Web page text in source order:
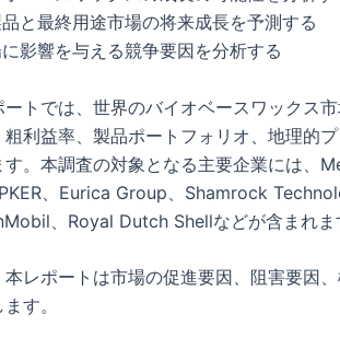
と最終用途市場の将来成長を予測する
影響を与える競争要因を分析する
ートでは、世界のバイオベースワックス
粗利益率、製品ポートフォリオ、地理的
す。本調査の対象となる主要企業には、
、Eurica Group、Shamrock
、Royal Dutch Shellなどが含まれま
本レポートは市場の促進要因、阻害要因
す。